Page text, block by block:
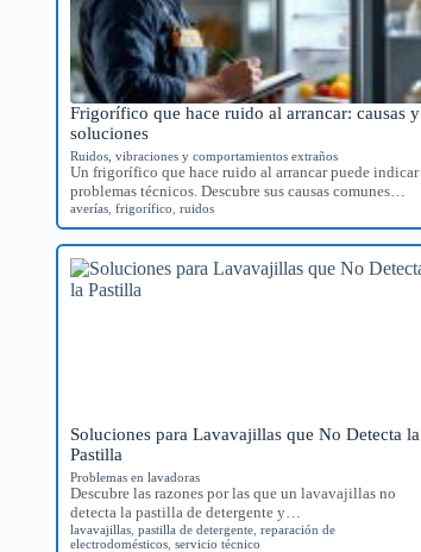
Frigorífico que hace ruido al arrancar: causas y
soluciones
Ruidos, vibraciones y comportamientos extraños
Un frigorífico que hace ruido al arrancar puede indicar
problemas técnicos. Descubre sus causas comunes…
averías ,frigorífico ,ruidos
Soluciones para Lavavajillas que No Detecta la
Pastilla
Problemas en lavadoras
Descubre las razones por las que un lavavajillas no
detecta la pastilla de detergente y…
lavavajillas ,pastilla de detergente ,reparación de
electrodomésticos ,servicio técnico